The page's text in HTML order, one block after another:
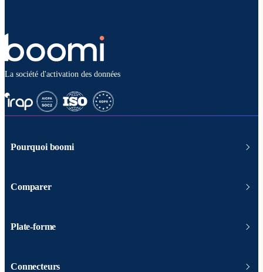
La société d'activation des données
Pourquoi boomi
Comparer
Plate-forme
Connecteurs